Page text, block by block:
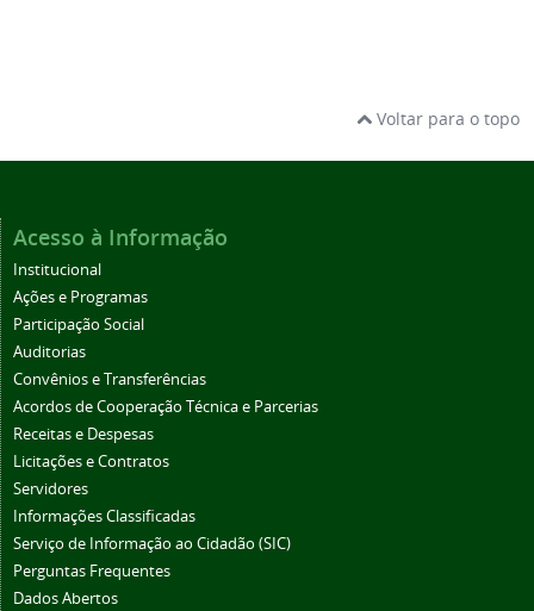
Voltar para o topo
Acesso à Informação
Institucional
Ações e Programas
Participação Social
Auditorias
Convênios e Transferências
Acordos de Cooperação Técnica e Parcerias
Receitas e Despesas
Licitações e Contratos
Servidores
Informações Classificadas
Serviço de Informação ao Cidadão (SIC)
Perguntas Frequentes
Dados Abertos